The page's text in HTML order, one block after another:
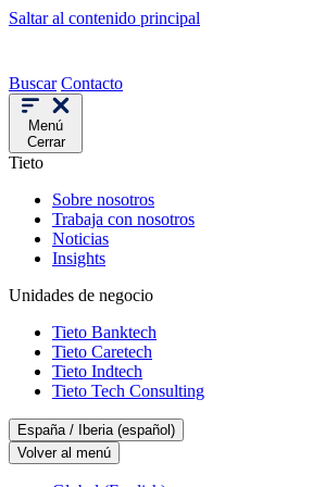
Saltar al contenido principal
Buscar Contacto
Menú
Cerrar
Tieto
Sobre nosotros
Trabaja con nosotros
Noticias
Insights
Unidades de negocio
Tieto Banktech
Tieto Caretech
Tieto Indtech
Tieto Tech Consulting
España / Iberia (español)
Volver al menú